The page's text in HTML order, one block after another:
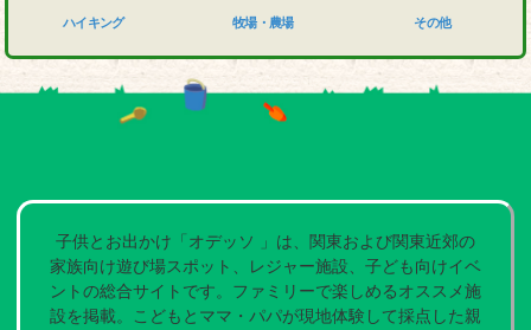
ハイキング 牧場・農場 その他
子供とお出かけ「オデッソ 」は、関東および関東近郊の
家族向け遊び場スポット、レジャー施設、子ども向けイベ
ントの総合サイトです。ファミリーで楽しめるオススメ施
設を掲載。こどもとママ・パパが現地体験して採点した親